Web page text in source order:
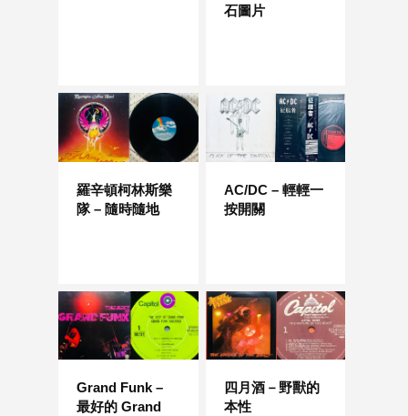
石圖片
羅辛頓柯林斯樂
隊 – 隨時隨地
AC/DC – 輕輕一
按開關
Grand Funk –
最好的 Grand
四月酒－野獸的
本性